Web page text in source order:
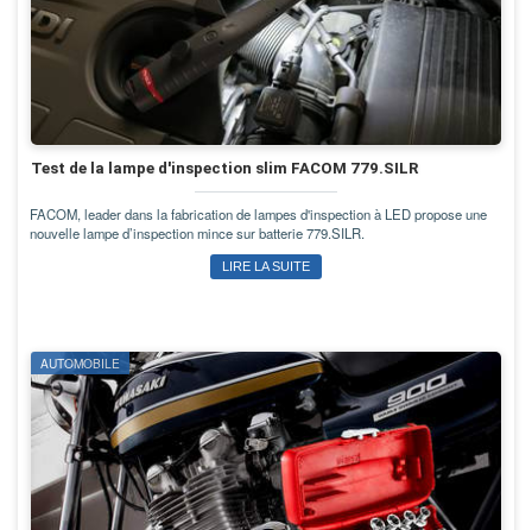
Test de la lampe d'inspection slim FACOM 779.SILR
FACOM, leader dans la fabrication de lampes d'inspection à LED propose une
nouvelle lampe d’inspection mince sur batterie 779.SILR.
LIRE LA SUITE
AUTOMOBILE